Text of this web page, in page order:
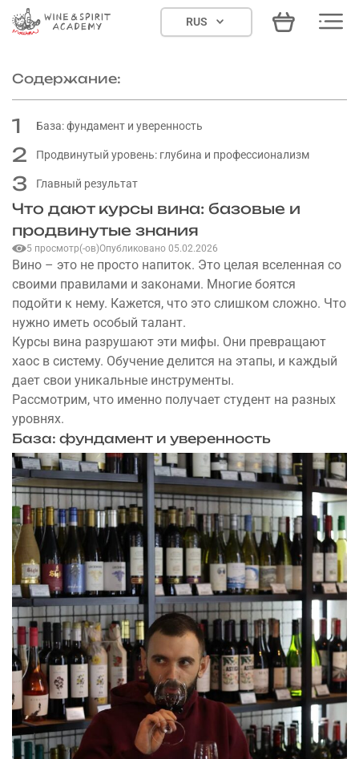
RUS
Что дают курсы вина: базовые и
продвинутые знания
5 просмотр(-ов)Опубликовано 05.02.2026
Вино – это не просто напиток. Это целая вселенная со
своими правилами и законами. Многие боятся
подойти к нему. Кажется, что это слишком сложно. Что
нужно иметь особый талант.
Курсы вина разрушают эти мифы. Они превращают
хаос в систему. Обучение делится на этапы, и каждый
дает свои уникальные инструменты.
Рассмотрим, что именно получает студент на разных
уровнях.
База: фундамент и уверенность
Содержание:
1 База: фундамент и уверенность
2 Продвинутый уровень: глубина и профессионализм
3 Главный результат